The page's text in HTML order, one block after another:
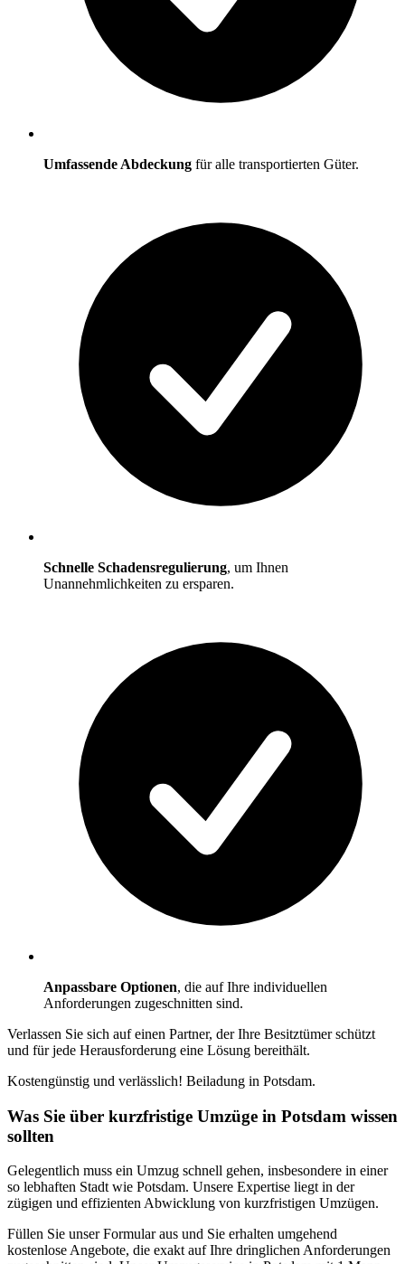
Umfassende Abdeckung für alle transportierten Güter.
Schnelle Schadensregulierung, um Ihnen
Unannehmlichkeiten zu ersparen.
Anpassbare Optionen, die auf Ihre individuellen
Anforderungen zugeschnitten sind.
Verlassen Sie sich auf einen Partner, der Ihre Besitztümer schützt
und für jede Herausforderung eine Lösung bereithält.
Kostengünstig und verlässlich! Beiladung in Potsdam.
Was Sie über kurzfristige Umzüge in Potsdam wissen
sollten
Gelegentlich muss ein Umzug schnell gehen, insbesondere in einer
so lebhaften Stadt wie Potsdam. Unsere Expertise liegt in der
zügigen und effizienten Abwicklung von kurzfristigen Umzügen.
Füllen Sie unser Formular aus und Sie erhalten umgehend
kostenlose Angebote, die exakt auf Ihre dringlichen Anforderungen